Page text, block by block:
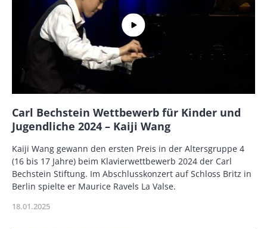
Name
Carl Bechstein Wettbewerb für Kinder und
Jugendliche 2024 – Kaiji Wang
Description
Kaiji Wang gewann den ersten Preis in der Altersgruppe 4
(16 bis 17 Jahre) beim Klavierwettbewerb 2024 der Carl
Bechstein Stiftung. Im Abschlusskonzert auf Schloss Britz in
Berlin spielte er Maurice Ravels La Valse.
Publikationsdatum
18.01.2025